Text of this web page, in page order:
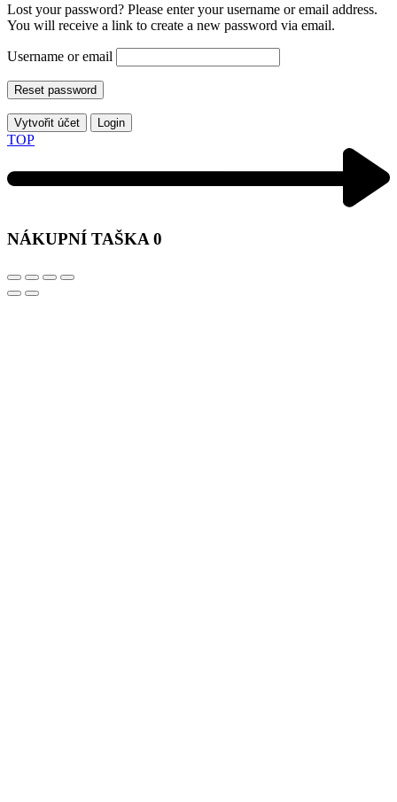
Lost your password? Please enter your username or email address.
You will receive a link to create a new password via email.
Username or email
Reset password
Vytvořit účet Login
TOP
NÁKUPNÍ TAŠKA 0